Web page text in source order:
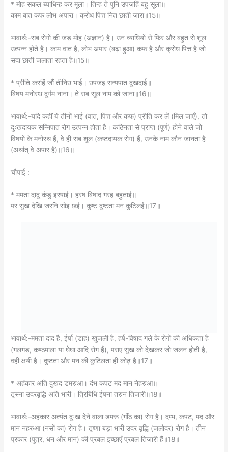
भावार्थ:-यदि कहीं ये तीनों भाई (वात, पित्त और कफ) प्रीति कर लें (मिल जाएँ), तो
दुःखदायक सन्निपात रोग उत्पन्न होता है। कठिनता से प्राप्त (पूर्ण) होने वाले जो
(अर्थात्‌ वे अपार हैं)॥16॥
चौपाई :
* ममता दादु कंडु इरषाई। हरष बिषाद गरह बहुताई॥
पर सुख देखि जरनि सोइ छई। कुष्ट दुष्टता मन कुटिलई॥17॥
* जुग बिधि ज्वर मत्सर अबिबेका। कहँ लगि कहौं कुरोग अनेका॥19॥
जिन्हें कहाँ तक कहूँ॥19॥
* एक ब्याधि बस नर मरहिं ए असाधि बहु ब्याधि।
पीड़हिं संतत जीव कहुँ सो किमि लहै समाधि॥121 क॥